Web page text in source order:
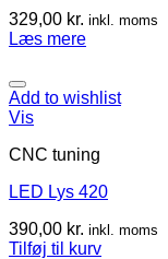
329,00 kr. inkl. moms
Læs mere
Add to wishlist
Vis
CNC tuning
LED Lys 420
390,00 kr. inkl. moms
Tilføj til kurv